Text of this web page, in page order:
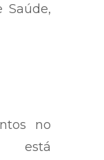
Saúde,
no
está